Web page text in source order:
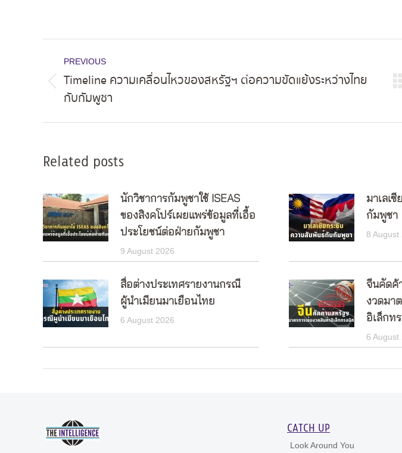
navigation
PREVIOUS
post:
Timeline ความเคลื่อนไหวของสหรัฐฯ ต่อความขัดแย้งระหว่างไทย
กับกัมพูชา
Related posts
นักวิชาการกัมพูชาใช้ ISEAS
ของสิงคโปร์เผยแพร่ข้อมูลที่เอื้อ
ประโยชน์ต่อฝ่ายกัมพูชา
9 August 2026
มาเลเ
กัมพูชา
8 August
สื่อต่างประเทศรายงานกรณี
ผู้นำเมียนมาเยือนไทย
6 August 2026
จีนคัดค้
งวดมา
อิเล็กท
6 August
CATCH UP
Look Around You